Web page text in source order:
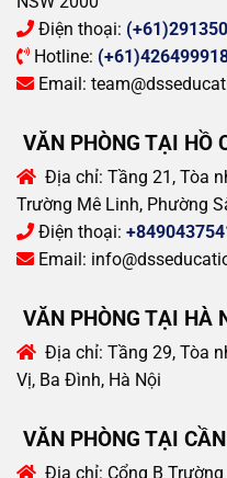
Điện thoại:
Hotline:
Email:
VĂN PHÒNG TẠI HỒ
Địa chỉ: Tầng 21, Tòa
Trường Mê Linh, Phường
Điện thoại:
Email:
VĂN PHÒNG TẠI HÀ
Địa chỉ: Tầng 29, Tòa
Vị, Ba Đình, Hà Nội
VĂN PHÒNG TẠI
Địa chỉ: Cổng B